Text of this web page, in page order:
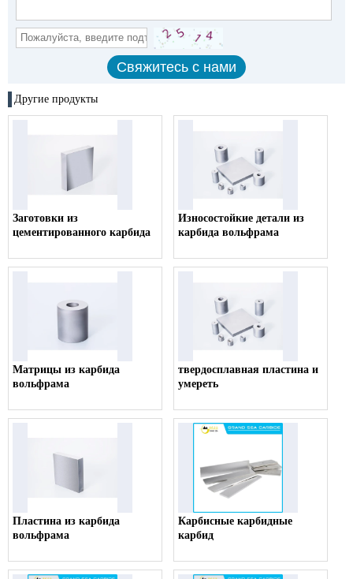
Другие продукты
Заготовки из
цементированного карбида
Износостойкие детали из
карбида вольфрама
Матрицы из карбида
вольфрама
твердосплавная пластина и
умереть
Пластина из карбида
вольфрама
Карбисные карбидные
карбид